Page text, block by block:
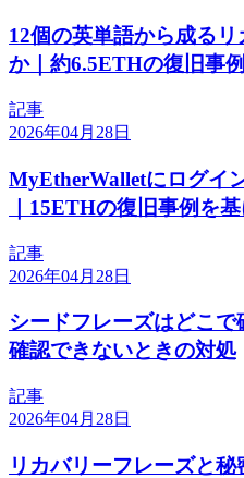
12個の英単語から成る
か｜約6.5ETHの復旧事例
記事
2026年04月28日
MyEtherWalletにログイ
｜15ETHの復旧事例を
記事
2026年04月28日
シードフレーズはどこ
確認できないときの対処
記事
2026年04月28日
リカバリーフレーズと